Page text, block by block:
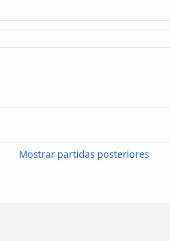
Mostrar partidas posteriores